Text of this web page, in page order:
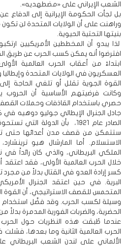
الشعب الإيراني على «مضطهديه».
بل لجأت الحكومة الإيرانية إلى
وراهنت على أن الولايات المتحدة لن
بنيتها التحتية الحيوية.
لذا يبدو أن المخططين الأمريكيين
افترضوا أنه يمكن كسب الحرب عن طريق
ابتداءً من أعقاب الحرب العالمية
العسكريون في الولايات المتحدة
القوة الجوية تقلل أو تلغي الحاجة
وكانت فرضيتهم الأساسية أن
حصري باستخدام القاذفات وحملات
جادل الجنرال الإيطالي جوليو دوهيه
الصادر عام 1921، بأن الدولة
ستتمكن من قصف مدن أعدائها حتى
الاستسلام. أما المارشال هيو
الملكي البريطاني، والذي كان رائداً
خلال الحرب العالمية الأولى، فقد
كسر إرادة العدو في القتال بدلاً من
البرية. في حين اعتقد الجنرال
المتحمس للقصف الاستراتيجي، أن
وسيلة لكسب الحرب. وقد فضّل استخدام
الحضرية، والضربات الفورية المدمرة بدلاً
عندما طُبقت هذه النظريات حول
الحرب العالمية الثانية وما بعدها،
الألماني على لندن الشعب البريطاني